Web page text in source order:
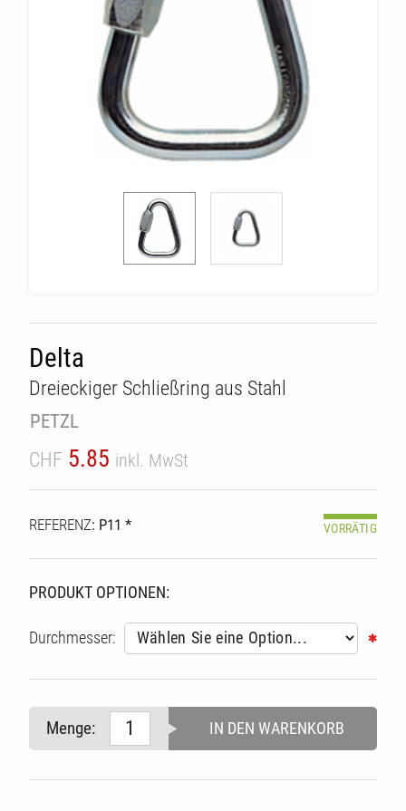
Delta
Dreieckiger Schließring aus Stahl
PETZL
CHF 5.85 inkl. MwSt
REFERENZ: P11 * VORRÄTIG
PRODUKT OPTIONEN:
Durchmesser:
Menge: IN DEN WARENKORB